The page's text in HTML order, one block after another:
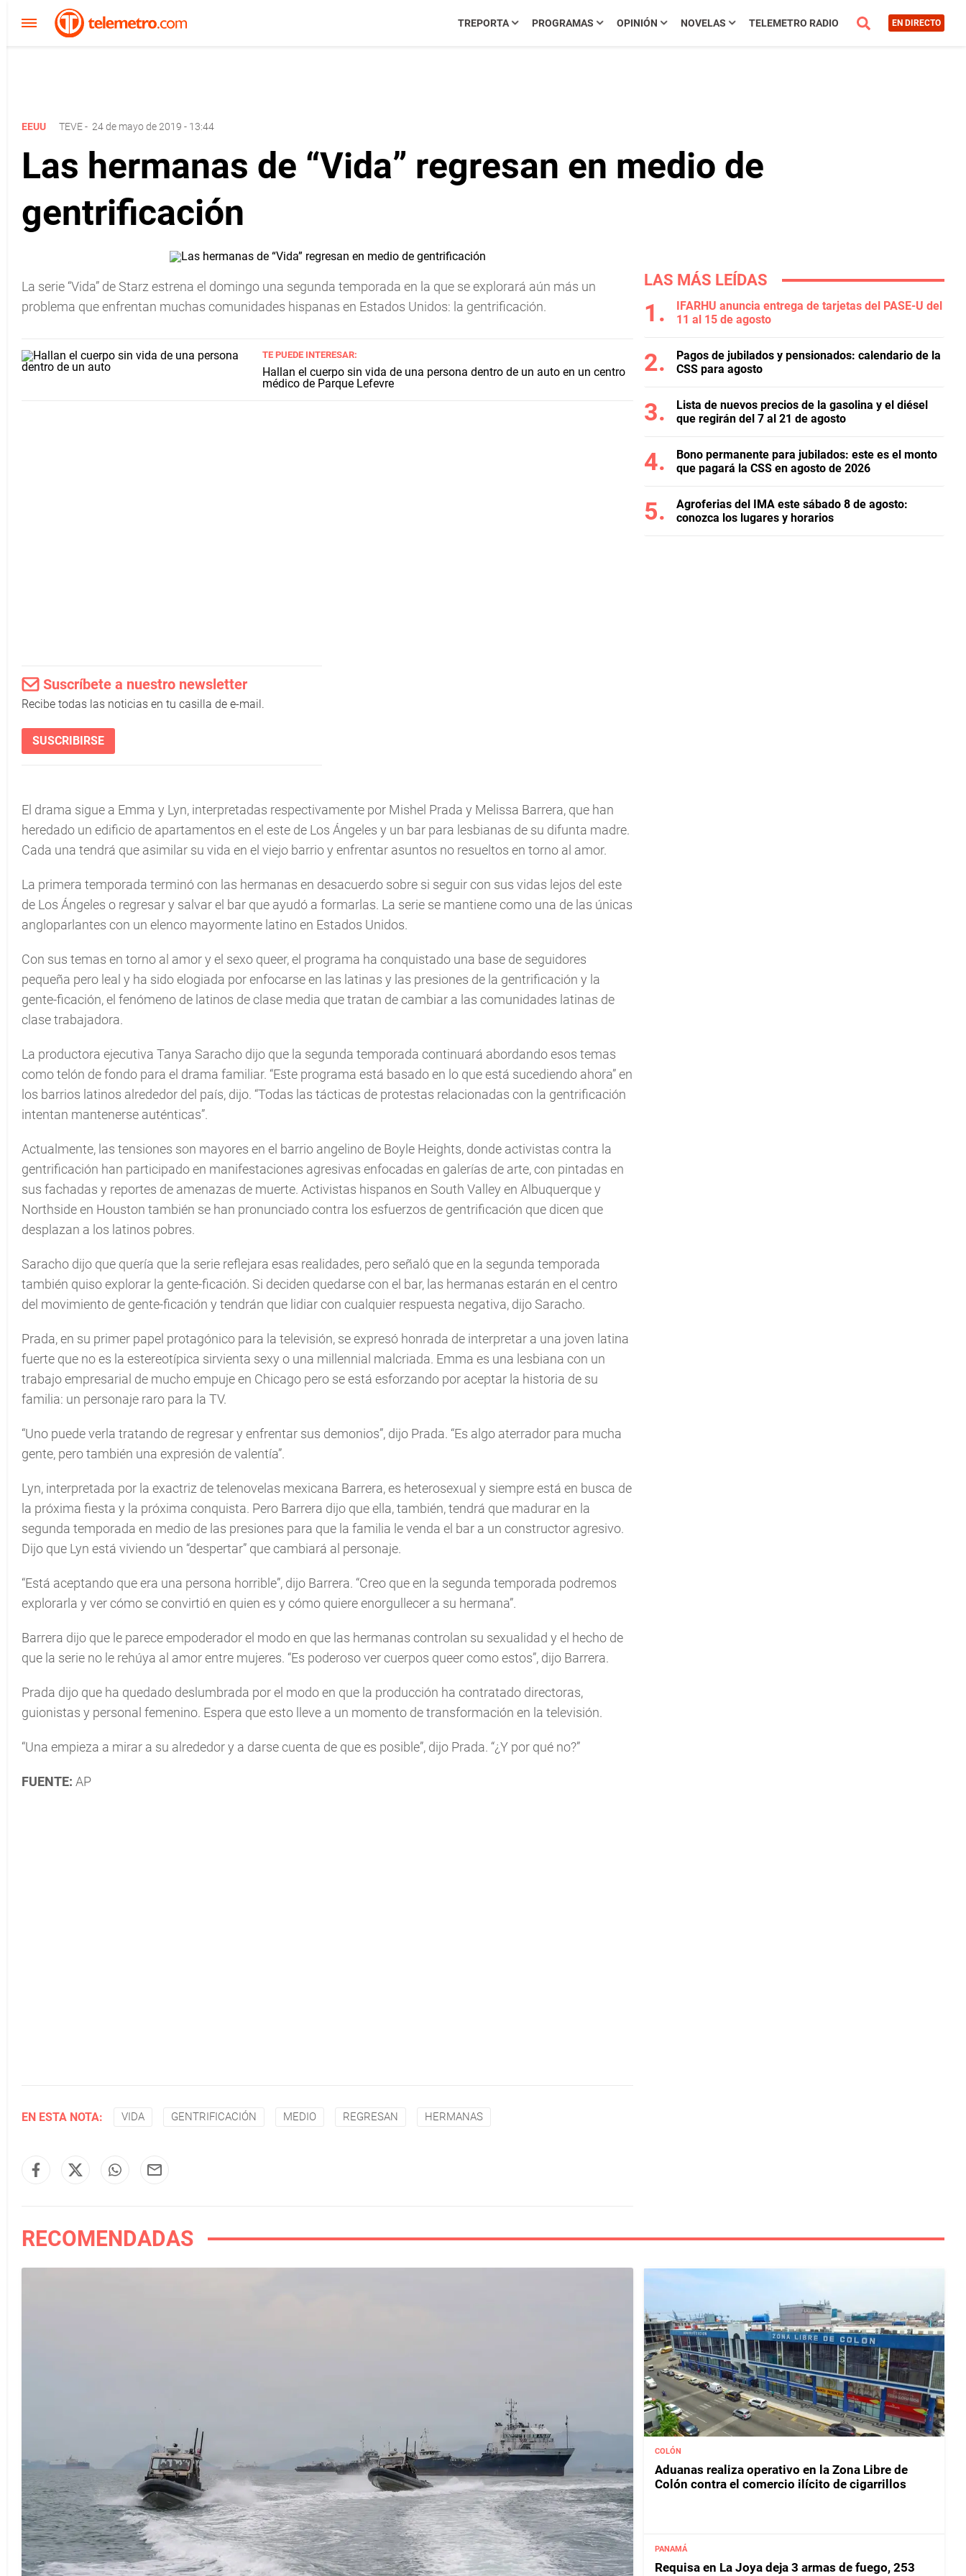
TREPORTA PROGRAMAS OPINIÓN NOVELAS TELEMETRO RADIO EN DIRECTO
EEUU TEVE- 24 de mayo de 2019 - 13:44
Las hermanas de “Vida” regresan en medio de
gentrificación
La serie “Vida” de Starz estrena el domingo una segunda temporada en la que se explorará aún más un
problema que enfrentan muchas comunidades hispanas en Estados Unidos: la gentrificación.
TE PUEDE INTERESAR:
Hallan el cuerpo sin vida de una persona dentro de un auto en un centro
médico de Parque Lefevre
Suscríbete a nuestro newsletter
Recibe todas las noticias en tu casilla de e-mail.
SUSCRIBIRSE
El drama sigue a Emma y Lyn, interpretadas respectivamente por Mishel Prada y Melissa Barrera, que han
heredado un edificio de apartamentos en el este de Los Ángeles y un bar para lesbianas de su difunta madre.
Cada una tendrá que asimilar su vida en el viejo barrio y enfrentar asuntos no resueltos en torno al amor.
La primera temporada terminó con las hermanas en desacuerdo sobre si seguir con sus vidas lejos del este
de Los Ángeles o regresar y salvar el bar que ayudó a formarlas. La serie se mantiene como una de las únicas
angloparlantes con un elenco mayormente latino en Estados Unidos.
Con sus temas en torno al amor y el sexo queer, el programa ha conquistado una base de seguidores
pequeña pero leal y ha sido elogiada por enfocarse en las latinas y las presiones de la gentrificación y la
gente-ficación, el fenómeno de latinos de clase media que tratan de cambiar a las comunidades latinas de
clase trabajadora.
La productora ejecutiva Tanya Saracho dijo que la segunda temporada continuará abordando esos temas
como telón de fondo para el drama familiar. “Este programa está basado en lo que está sucediendo ahora” en
los barrios latinos alrededor del país, dijo. “Todas las tácticas de protestas relacionadas con la gentrificación
intentan mantenerse auténticas”.
Actualmente, las tensiones son mayores en el barrio angelino de Boyle Heights, donde activistas contra la
gentrificación han participado en manifestaciones agresivas enfocadas en galerías de arte, con pintadas en
sus fachadas y reportes de amenazas de muerte. Activistas hispanos en South Valley en Albuquerque y
Northside en Houston también se han pronunciado contra los esfuerzos de gentrificación que dicen que
desplazan a los latinos pobres.
Saracho dijo que quería que la serie reflejara esas realidades, pero señaló que en la segunda temporada
también quiso explorar la gente-ficación. Si deciden quedarse con el bar, las hermanas estarán en el centro
del movimiento de gente-ficación y tendrán que lidiar con cualquier respuesta negativa, dijo Saracho.
Prada, en su primer papel protagónico para la televisión, se expresó honrada de interpretar a una joven latina
fuerte que no es la estereotípica sirvienta sexy o una millennial malcriada. Emma es una lesbiana con un
trabajo empresarial de mucho empuje en Chicago pero se está esforzando por aceptar la historia de su
familia: un personaje raro para la TV.
“Uno puede verla tratando de regresar y enfrentar sus demonios”, dijo Prada. “Es algo aterrador para mucha
gente, pero también una expresión de valentía”.
Lyn, interpretada por la exactriz de telenovelas mexicana Barrera, es heterosexual y siempre está en busca de
la próxima fiesta y la próxima conquista. Pero Barrera dijo que ella, también, tendrá que madurar en la
segunda temporada en medio de las presiones para que la familia le venda el bar a un constructor agresivo.
Dijo que Lyn está viviendo un “despertar” que cambiará al personaje.
“Está aceptando que era una persona horrible”, dijo Barrera. “Creo que en la segunda temporada podremos
explorarla y ver cómo se convirtió en quien es y cómo quiere enorgullecer a su hermana”.
Barrera dijo que le parece empoderador el modo en que las hermanas controlan su sexualidad y el hecho de
que la serie no le rehúya al amor entre mujeres. “Es poderoso ver cuerpos queer como estos”, dijo Barrera.
Prada dijo que ha quedado deslumbrada por el modo en que la producción ha contratado directoras,
guionistas y personal femenino. Espera que esto lleve a un momento de transformación en la televisión.
“Una empieza a mirar a su alrededor y a darse cuenta de que es posible”, dijo Prada. “¿Y por qué no?”
FUENTE: AP
EN ESTA NOTA: VIDA GENTRIFICACIÓN MEDIO REGRESAN HERMANAS
LAS MÁS LEÍDAS
IFARHU anuncia entrega de tarjetas del PASE-U del
11 al 15 de agosto
Pagos de jubilados y pensionados: calendario de la
CSS para agosto
Lista de nuevos precios de la gasolina y el diésel
que regirán del 7 al 21 de agosto
Bono permanente para jubilados: este es el monto
que pagará la CSS en agosto de 2026
Agroferias del IMA este sábado 8 de agosto:
conozca los lugares y horarios
RECOMENDADAS
COLÓN
Aduanas realiza operativo en la Zona Libre de
Colón contra el comercio ilícito de cigarrillos
PANAMÁ
Requisa en La Joya deja 3 armas de fuego, 253